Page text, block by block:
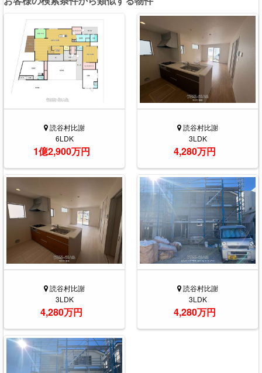
読谷村比謝
6LDK
1億2,900万円
読谷村比謝
3LDK
4,280万円
読谷村比謝
3LDK
4,280万円
読谷村比謝
3LDK
4,280万円